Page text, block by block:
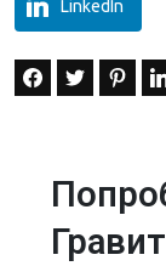
LinkedIn